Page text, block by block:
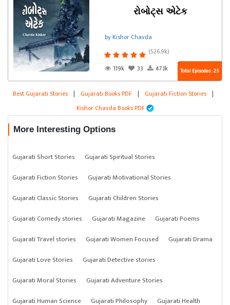
રોબોટ્સ એટેક
by Kishor Chavda
(526.9k)
119k
33 47.1k Total Episodes : 25
Best Gujarati Stories | Gujarati Books PDF | Gujarati Fiction Stories |
Kishor Chavda Books PDF
More Interesting Options
Gujarati Short Stories
Gujarati Spiritual Stories
Gujarati Fiction Stories
Gujarati Motivational Stories
Gujarati Classic Stories
Gujarati Children Stories
Gujarati Comedy stories
Gujarati Magazine
Gujarati Poems
Gujarati Travel stories
Gujarati Women Focused
Gujarati Drama
Gujarati Love Stories
Gujarati Detective stories
Gujarati Moral Stories
Gujarati Adventure Stories
Gujarati Human Science
Gujarati Philosophy Gujarati Health